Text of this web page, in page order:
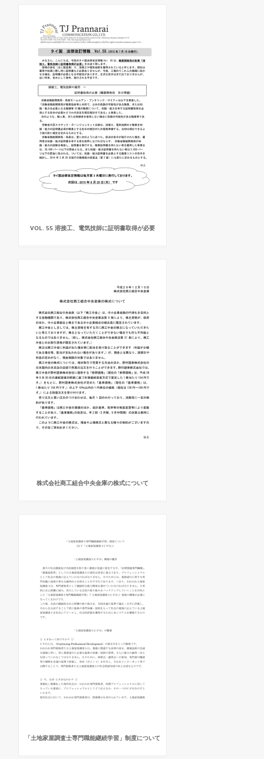
VOL. 55 溶接工、電気技師に証明書取得が必要
株式会社商工組合中央金庫の株式について
「土地家屋調査士専門職能継続学習」制度について